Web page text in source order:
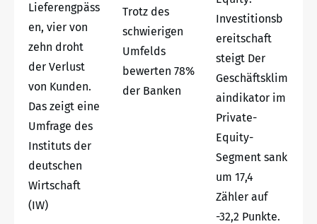
Lieferengpäss
en, vier von
zehn droht
der Verlust
von Kunden.
Das zeigt eine
Umfrage des
Instituts der
deutschen
Wirtschaft
(IW)
Trotz des
schwierigen
Umfelds
bewerten 78%
der Banken
Investitionsb
ereitschaft
steigt Der
Geschäftsklim
aindikator im
Private-
Equity-
Segment sank
um 17,4
Zähler auf
-32,2 Punkte.